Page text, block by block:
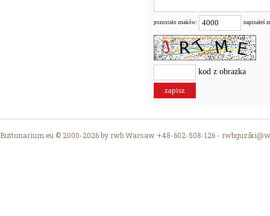
pozostało znaków: napisałeś
kod z obrazka
Buttonarium.eu © 2000-2026 by rwb Warsaw +48-602-508-126 -